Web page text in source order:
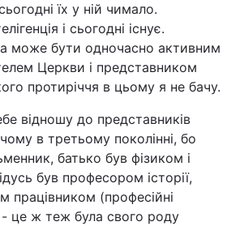
їх у ній чимало.
і сьогодні існує.
може бути одночасно активним
Церкви і представником
протиріччя в цьому я не бачу.
відношу до представників
в третьому поколінні, бо
батько був фізиком і
був професором історії,
працівником (професійні
- це ж теж була свого роду